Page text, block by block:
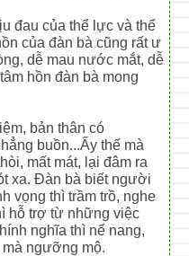
đau của thể lực và thể
của đàn bà cũng rất ư
dễ mau nước mắt, dễ
hồn đàn bà mong
bản thân có
buồn...Ấy thế mà
mất mát, lại đâm ra
xa. Đàn bà biết người
vọng thì trầm trồ, nghe
hỗ trợ từ những việc
nghĩa thì nể nang,
ngưỡng mộ.